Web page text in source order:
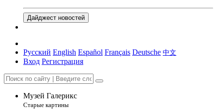
Дайджест новостей
Русский English Español Français Deutsche 中文
Вход Регистрация
Музей Галерикс
Старые картины